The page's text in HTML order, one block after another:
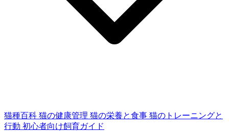
猫種百科 猫の健康管理 猫の栄養と食事 猫のトレーニングと
行動 初心者向け飼育ガイド